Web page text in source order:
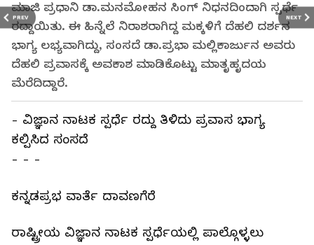
PREV NEXT
ಮಾಜಿ ಪ್ರಧಾನಿ ಡಾ.ಮನಮೋಹನ ಸಿಂಗ್‌ ನಿಧನದಿಂದಾಗಿ ಸ್ಪರ್ಧೆ
ರದ್ದಾಯಿತು. ಈ ಹಿನ್ನೆಲೆ ನಿರಾಶರಾಗಿದ್ದ ಮಕ್ಕಳಿಗೆ ದೆಹಲಿ ದರ್ಶನ
ಭಾಗ್ಯ ಲಭ್ಯವಾಗಿದ್ದು, ಸಂಸದೆ ಡಾ.ಪ್ರಭಾ ಮಲ್ಲಿಕಾರ್ಜುನ ಅವರು
ದೆಹಲಿ ಪ್ರವಾಸಕ್ಕೆ ಅವಕಾಶ ಮಾಡಿಕೊಟ್ಟು ಮಾತೃಹೃದಯ
ಮೆರೆದಿದ್ದಾರೆ.
- ವಿಜ್ಞಾನ ನಾಟಕ ಸ್ಪರ್ಧೆ ರದ್ದು ತಿಳಿದು ಪ್ರವಾಸ ಭಾಗ್ಯ
ಕಲ್ಪಿಸಿದ ಸಂಸದೆ
- - -
ಕನ್ನಡಪ್ರಭ ವಾರ್ತೆ ದಾವಣಗೆರೆ
ರಾಷ್ಟ್ರೀಯ ವಿಜ್ಞಾನ ನಾಟಕ ಸ್ಪರ್ಧೆಯಲ್ಲಿ ಪಾಲ್ಗೊಳ್ಳಲು